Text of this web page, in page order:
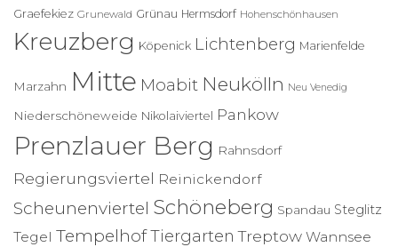
Graefekiez Grunewald Grünau Hermsdorf Hohenschönhausen
Kreuzberg Köpenick Lichtenberg Marienfelde
Marzahn Mitte Moabit Neukölln Neu Venedig
Niederschöneweide Nikolaiviertel Pankow
Prenzlauer Berg Rahnsdorf
Regierungsviertel Reinickendorf
Scheunenviertel Schöneberg Spandau Steglitz
Tegel TempelhofTiergarten Treptow Wannsee